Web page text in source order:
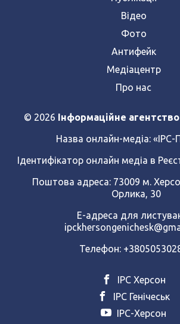
Відео
Фото
Антифейк
Медіацентр
Про нас
© 2026 Інформаційне
Назва онлайн-медіа: «ІРС-
Ідентифікатор онлайн медіа в
Поштова адреса: 73009 м.
Орлика, 30
Е-адреса для
Телефон:
ІРС Херсон
ІРС Генічеськ
ІРС-Херсон